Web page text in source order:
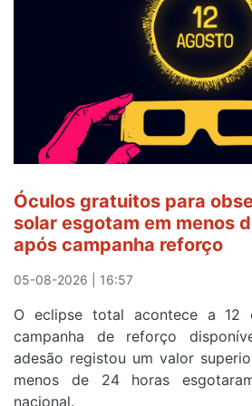
ser
o
quarto
a
a
meta
em
Sintra
primeira
etapa
da
87ª
Óculos gratuitos para
solar esgotam em menos
após campanha reforço
05-08-2026 | 16:57
O eclipse total acontece a 12
campanha de reforço
adesão registou um valor
menos de 24 horas
nacional.